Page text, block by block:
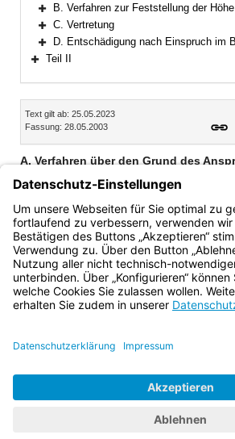
Bereich erweitern
B. Verfahren zur Feststellung der
Bereich erweitern
C. Vertretung
Bereich erweitern
D. Entschädigung nach Einspruch im
Teil II
Inhalt
Text gilt ab: 25.05.2023
Fassung: 28.05.2003
A. Verfahren über den Grund des
I. Entscheidung des Strafgerichts
II. Einstellung des Verfahrens durch die
III. Verfahren nach Feststellung der
Bayern.de
BayernPortal
Impressum